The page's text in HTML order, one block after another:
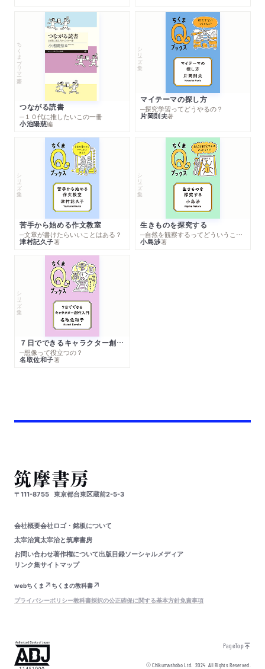
ちくまプリマー新書
つながる読書
─１０代に推したいこの一冊
小池陽慈編
シリーズ・全集
マイテーマの探し方
─探究学習ってどうやるの？
片岡則夫著
シリーズ・全集
苦手から始める作文教室
─文章が書けたらいいことはある？
津村記久子著
シリーズ・全集
生きものを探究する
─自然を観察するってどういうこと？
小島渉著
シリーズ・全集
７日でできるキャラクター創作入門
─想像って役立つの？
名取佐和子著
〒111-8755 東京都台東区蔵前2-5-3
会社概要会社ロゴ・銘板について
太宰治賞太宰治と筑摩書房
お問い合わせ著作権について出版目録ソーシャルメディア
リンク集サイトマップ
webちくま
ちくまの教科書
プライバシーポリシー教科書採択の公正確保に関する基本方針免責事項
PageTop
© Chikumashobo Ltd.2024 All Rights Reserved.